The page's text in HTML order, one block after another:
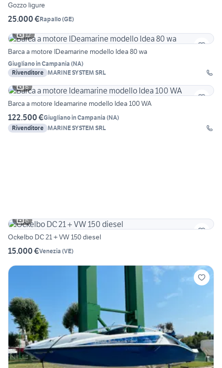
Gozzo ligure
25.000 €Rapallo(GE)
12
Barca a motore IDeamarine modello Idea 80 wa
Giugliano in Campania (NA)
Rivenditore MARINE SYSTEM SRL
6
Barca a motore Ideamarine modello Idea 100 WA
122.500 €Giugliano in Campania (NA)
Rivenditore MARINE SYSTEM SRL
6
Ockelbo DC 21 + VW 150 diesel
15.000 €Venezia (VE)